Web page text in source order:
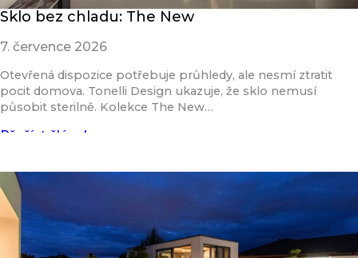
Sklo bez chladu: The New
7. července 2026
Otevřená dispozice potřebuje průhledy, ale nesmí ztratit
pocit domova. Tonelli Design ukazuje, že sklo nemusí
působit sterilně. Kolekce The New…
Přečíst článek